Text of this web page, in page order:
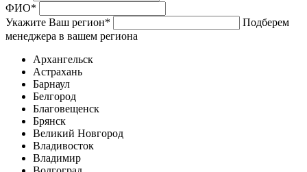
ФИО*
Укажите Ваш регион*
Подберем
менеджера в вашем региона
Архангельск
Астрахань
Барнаул
Белгород
Благовещенск
Брянск
Великий Новгород
Владивосток
Владимир